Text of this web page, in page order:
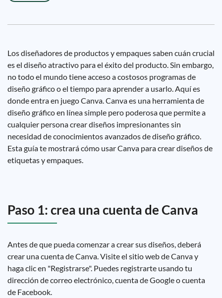
Los diseñadores de productos y empaques saben cuán crucial
es el diseño atractivo para el éxito del producto. Sin embargo,
no todo el mundo tiene acceso a costosos programas de
diseño gráfico o el tiempo para aprender a usarlo. Aquí es
donde entra en juego Canva. Canva es una herramienta de
diseño gráfico en línea simple pero poderosa que permite a
cualquier persona crear diseños impresionantes sin
necesidad de conocimientos avanzados de diseño gráfico.
Esta guía te mostrará cómo usar Canva para crear diseños de
etiquetas y empaques.
Paso 1: crea una cuenta de Canva
Antes de que pueda comenzar a crear sus diseños, deberá
crear una cuenta de Canva. Visite el sitio web de Canva y
haga clic en "Registrarse". Puedes registrarte usando tu
dirección de correo electrónico, cuenta de Google o cuenta
de Facebook.